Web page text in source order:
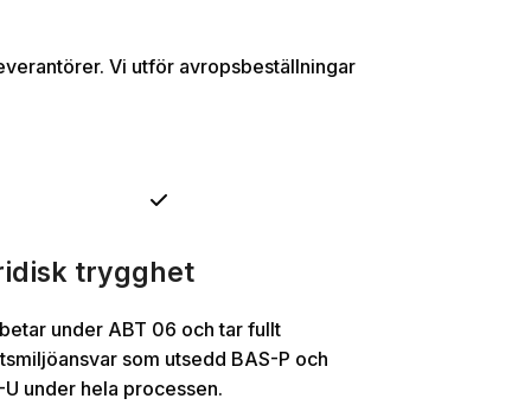
Vi utför avropsbeställningar
trygghet
under ABT 06 och tar fullt
som utsedd BAS-P och
U under hela processen.